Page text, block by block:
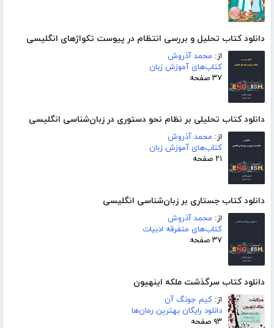
دانلود کتاب تحلیل و بررسی انتظام در پیوست تکواژهای انگلیسی
از: محمد آذروش
کتاب‌های آموزش زبان
۳۷ صفحه
دانلود کتاب تحلیلی بر نظام نحو دستوری در زبان‌شناسی انگلیسی
از: محمد آذروش
کتاب‌های آموزش زبان
۲۱ صفحه
دانلود کتاب جستاری بر زبان‌شناسی انگلیسی
از: محمد آذروش
کتاب‌های متفرقه ادبیات
۳۷ صفحه
دانلود کتاب سرگذشت ملکه اینهیون
از: کیم جونگ آن
دانلود رایگان بهترین رمان‌ها
۹۳ صفحه